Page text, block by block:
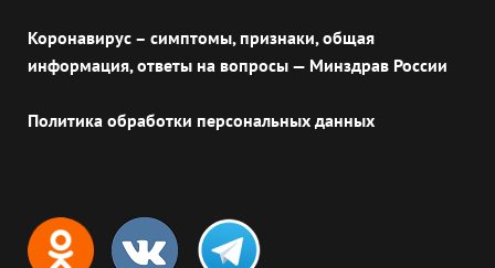
Коронавирус – симптомы, признаки, общая
информация, ответы на вопросы — Минздрав России
Политика обработки персональных данных